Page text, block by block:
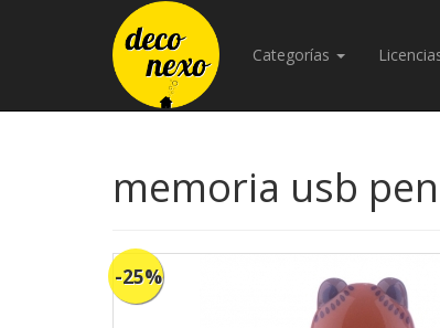
Categorías
memoria usb
-25%